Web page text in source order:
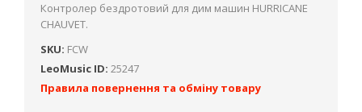
Контролер бездротовий для дим машин HURRICANE
CHAUVET.
SKU: FCW
LeoMusic ID: 25247
Правила повернення та обміну товару